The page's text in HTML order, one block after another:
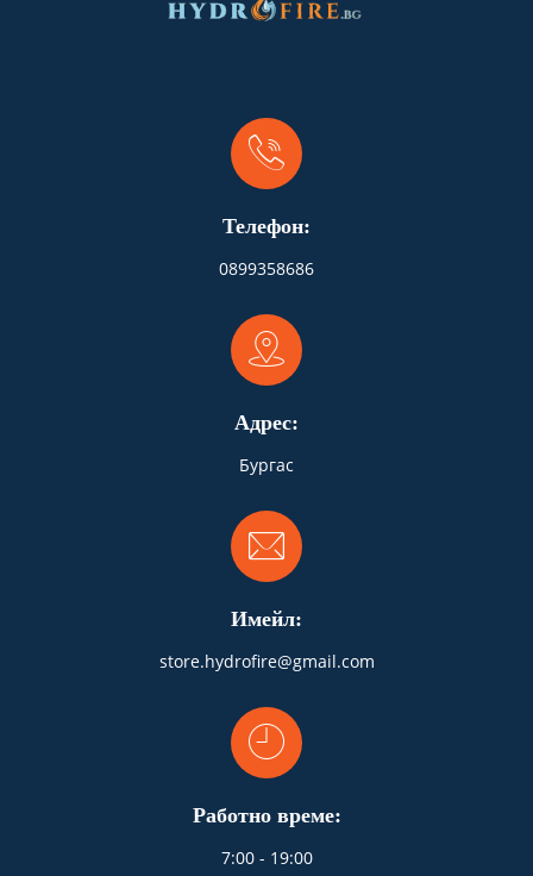
Телефон:
0899358686
Адрес:
Бургас
Имейл:
store.hydrofire@gmail.com
Работно време:
7:00 - 19:00